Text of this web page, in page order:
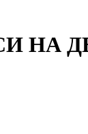
НА